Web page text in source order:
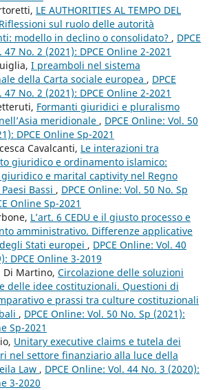
LE AUTHORITIES AL TEMPO DEL
sul ruolo delle autorità
modello in declino o consolidato? , DPCE
No. 2 (2021): DPCE Online 2-2021
I preamboli nel sistema
della Carta sociale europea , DPCE
No. 2 (2021): DPCE Online 2-2021
Formanti giuridici e pluralismo
meridionale , DPCE Online: Vol. 50
DPCE Online Sp-2021
Cavalcanti, Le interazioni tra
giuridico e ordinamento islamico:
e marital captivity nel Regno
Bassi , DPCE Online: Vol. 50 No. Sp
Online Sp-2021
L’art. 6 CEDU e il giusto processo e
amministrativo. Differenze applicative
Stati europei , DPCE Online: Vol. 40
DPCE Online 3-2019
Di Martino, Circolazione delle soluzioni
delle idee costituzionali. Questioni di
e prassi tra culture costituzionali
, DPCE Online: Vol. 50 No. Sp (2021):
Sp-2021
Unitary executive claims e tutela dei
nel settore finanziario alla luce della
Law , DPCE Online: Vol. 44 No. 3 (2020):
3-2020